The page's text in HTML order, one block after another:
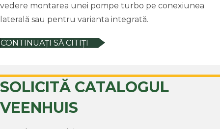
vedere montarea unei pompe turbo pe conexiunea
laterală sau pentru varianta integrată.
CONTINUAȚI SĂ CITIȚI
SOLICITĂ CATALOGUL
VEENHUIS